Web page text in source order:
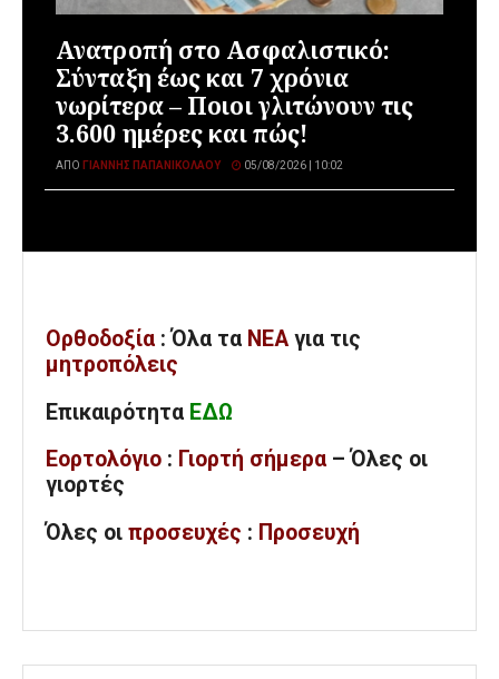
Ανατροπή στο Ασφαλιστικό:
Σύνταξη έως και 7 χρόνια
νωρίτερα – Ποιοι γλιτώνουν τις
3.600 ημέρες και πώς!
ΑΠΌ ΓΙΆΝΝΗΣ ΠΑΠΑΝΙΚΟΛΆΟΥ 05/08/2026 | 10:02
Ορθοδοξία : Όλα τα ΝΕΑ για τις
μητροπόλεις
Επικαιρότητα ΕΔΩ
Εορτολόγιο : Γιορτή σήμερα – Όλες οι
γιορτές
Όλες οι προσευχές : Προσευχή